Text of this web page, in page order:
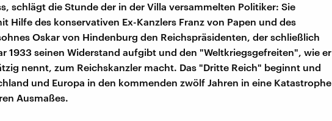
schlägt die Stunde der in der Villa versammelten Politiker: Sie
Hilfe des konservativen Ex-Kanzlers Franz von Papen und des
Oskar von Hindenburg den Reichspräsidenten, der schließlich
1933 seinen Widerstand aufgibt und den "Weltkriegsgefreiten", wie er
nennt, zum Reichskanzler macht. Das "Dritte Reich" beginnt und
und Europa in den kommenden zwölf Jahren in eine Katastrophe
Ausmaßes.